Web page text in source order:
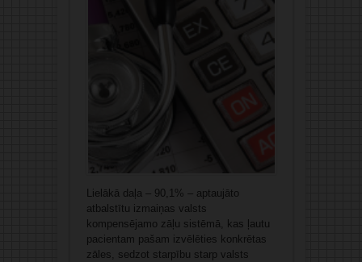
Lielākā daļa – 90,1% – aptaujāto
atbalstītu izmaiņas valsts
kompensējamo zāļu sistēmā, kas ļautu
pacientam pašam izvēlēties konkrētas
zāles, sedzot starpību starp valsts